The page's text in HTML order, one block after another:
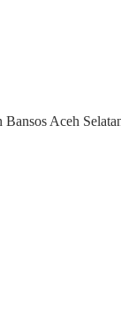
Aceh